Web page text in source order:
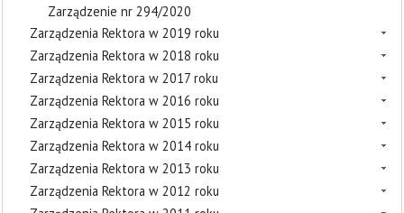
Zarządzenie nr 294/2020
Zarządzenia Rektora w 2019 roku
Zarządzenia Rektora w 2018 roku
Zarządzenia Rektora w 2017 roku
Zarządzenia Rektora w 2016 roku
Zarządzenia Rektora w 2015 roku
Zarządzenia Rektora w 2014 roku
Zarządzenia Rektora w 2013 roku
Zarządzenia Rektora w 2012 roku